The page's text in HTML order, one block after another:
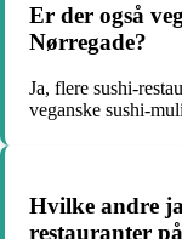
Er der også
Nørregade?
Ja, flere sushi-
veganske sushi-
Hvilke andre
restauranter